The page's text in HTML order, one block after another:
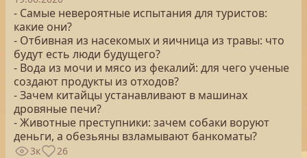
- Самые невероятные испытания для туристов:
какие они?
- Отбивная из насекомых и яичница из травы: что
будут есть люди будущего?
- Вода из мочи и мясо из фекалий: для чего ученые
создают продукты из отходов?
- Зачем китайцы устанавливают в машинах
дровяные печи?
- Животные преступники: зачем собаки воруют
деньги, а обезьяны взламывают банкоматы?
3к 26